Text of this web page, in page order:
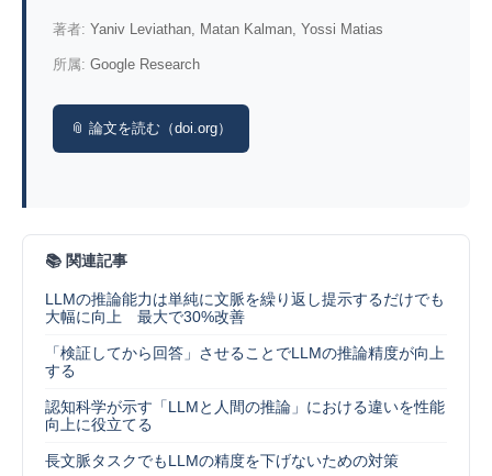
著者: Yaniv Leviathan, Matan Kalman, Yossi Matias
所属: Google Research
📎 論文を読む（doi.org）
📚 関連記事
LLMの推論能力は単純に文脈を繰り返し提示するだけでも
大幅に向上 最大で30%改善
「検証してから回答」させることでLLMの推論精度が向上
する
認知科学が示す「LLMと人間の推論」における違いを性能
向上に役立てる
長文脈タスクでもLLMの精度を下げないための対策